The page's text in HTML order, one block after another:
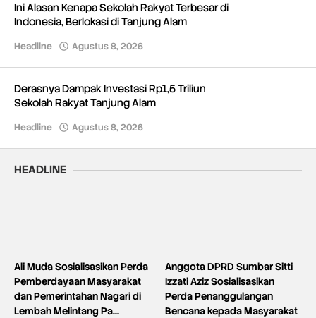
Ini Alasan Kenapa Sekolah Rakyat Terbesar di
Indonesia, Berlokasi di Tanjung Alam
Headline Agustus 8, 2026
Derasnya Dampak Investasi Rp1,5 Triliun
Sekolah Rakyat Tanjung Alam
Headline Agustus 8, 2026
HEADLINE
Ali Muda Sosialisasikan Perda
Pemberdayaan Masyarakat
dan Pemerintahan Nagari di
Lembah Melintang Pa…
Anggota DPRD Sumbar Sitti
Izzati Aziz Sosialisasikan
Perda Penanggulangan
Bencana kepada Masyarakat